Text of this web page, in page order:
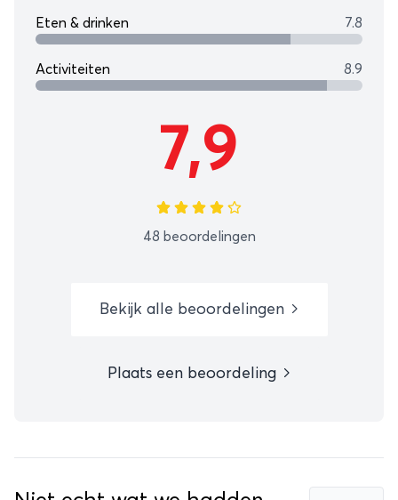
Eten & drinken 7.8
Activiteiten 8.9
7,9
48 beoordelingen
Bekijk alle beoordelingen
Plaats een beoordeling